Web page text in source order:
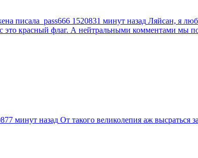
писала pass666 1520831 минут назад Ляйсан, я
это красный флаг. А нейтральными комментами мы
минут назад От такого великолепия аж высраться